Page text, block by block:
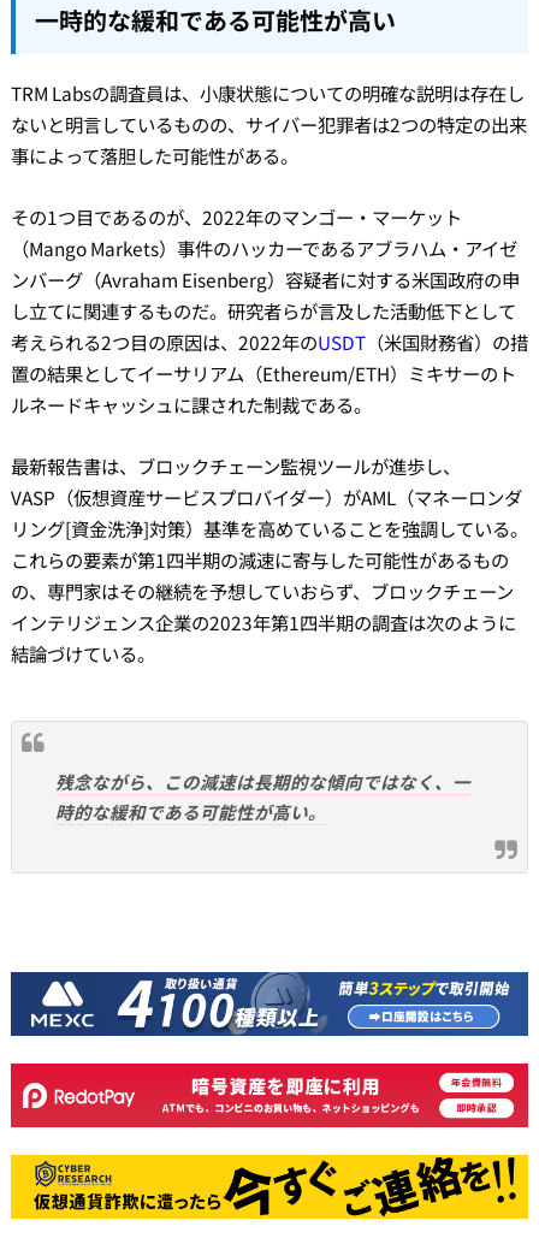
一時的な緩和である可能性が高い
TRM Labsの調査員は、小康状態についての明確な説明は存在し
ないと明言しているものの、サイバー犯罪者は2つの特定の出来
事によって落胆した可能性がある。
その1つ目であるのが、2022年のマンゴー・マーケット
（Mango Markets）事件のハッカーであるアブラハム・アイゼ
ンバーグ（Avraham Eisenberg）容疑者に対する米国政府の申
し立てに関連するものだ。研究者らが言及した活動低下として
考えられる2つ目の原因は、2022年のUSDT（米国財務省）の措
置の結果としてイーサリアム（Ethereum/ETH）ミキサーのト
ルネードキャッシュに課された制裁である。
最新報告書は、ブロックチェーン監視ツールが進歩し、
VASP（仮想資産サービスプロバイダー）がAML（マネーロンダ
リング[資金洗浄]対策）基準を高めていることを強調している。
これらの要素が第1四半期の減速に寄与した可能性があるもの
の、専門家はその継続を予想していおらず、ブロックチェーン
インテリジェンス企業の2023年第1四半期の調査は次のように
結論づけている。
残念ながら、この減速は長期的な傾向ではなく、一
時的な緩和である可能性が高い。